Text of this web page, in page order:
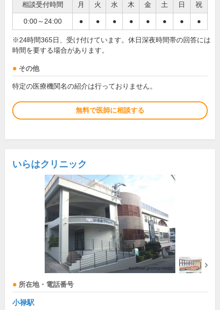
相談受付時間 月 火 水 木 金 土 日 祝
0:00～24:00 ● ● ● ● ● ● ● ●
※24時間365日、受け付けています。休日深夜時間帯の回答には
時間を要する場合があります。
その他
特定の医療機関名の紹介は行っておりません。
無料で医師に相談する
いらはクリニック
所在地・電話番号
小禄駅